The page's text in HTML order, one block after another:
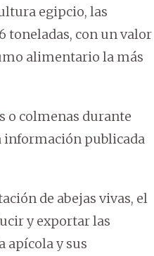
egipcio, las
toneladas, con un valor
alimentario la más
o colmenas durante
información publicada
de abejas vivas, el
y exportar las
apícola y sus